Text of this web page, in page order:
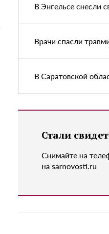
В Энгельсе снесли
Врачи спасли
В Саратовской
Стали
Снимайте на
на sarnovosti.ru